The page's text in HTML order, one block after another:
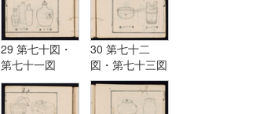
29 第七十図・
第七十一図
30 第七十二
図・第七十三図